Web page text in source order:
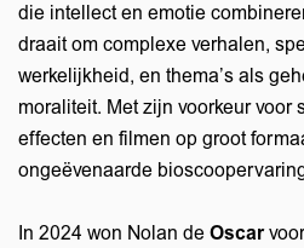
die intellect en emotie
draait om complexe verhalen,
werkelijkheid, en thema’s als
moraliteit. Met zijn voorkeur voor
effecten en filmen op groot
ongeëvenaarde
In 2024 won Nolan de Oscar